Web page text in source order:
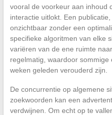
vooral de voorkeur aan inhoud
interactie uitlokt. Een
onzichtbaar zonder een
specifieke algoritmen van elke
variëren van de ene ruimte
regelmatig, waardoor
weken geleden verouderd zijn.
De concurrentie op algemene
zoekwoorden kan een
verdwijnen. Om echt op te